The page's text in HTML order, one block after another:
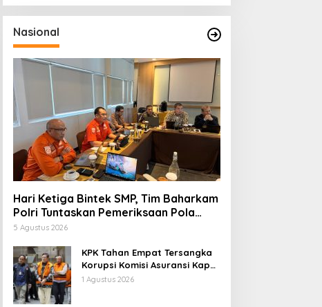
Nasional
Hari Ketiga Bintek SMP, Tim Baharkam
Polri Tuntaskan Pemeriksaan Pola
Pengamanan Pertamina Patra Niaga
5 Agustus 2026
KPK Tahan Empat Tersangka
Korupsi Komisi Asuransi Kapal
PT Pelni
1 Agustus 2026